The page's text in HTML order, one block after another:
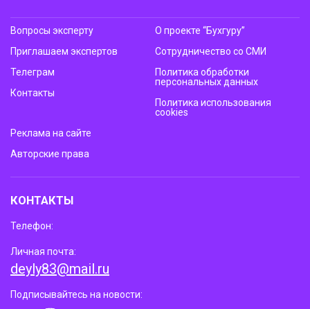
Вопросы эксперту
Приглашаем экспертов
Телеграм
Контакты
О проекте “Бухгуру”
Сотрудничество со СМИ
Политика обработки
персональных данных
Политика использования
cookies
Реклама на сайте
Авторские права
КОНТАКТЫ
Телефон:
Личная почта:
deyly83@mail.ru
Подписывайтесь на новости: